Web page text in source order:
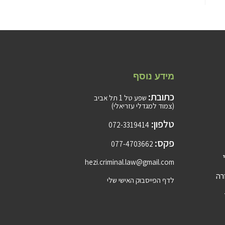
מידע נוסף
כתובת:
שפע טל 1 תל אביב
(צמוד למגדלי עזריאלי)
טלפון: 072-3319414
פקס:
hezi.criminal.law@gmail.com
לדף הפייסבוק האישי שלי